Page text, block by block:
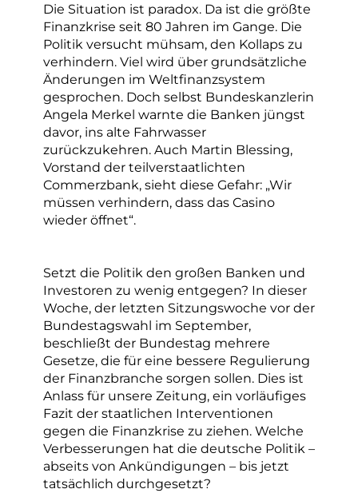
Die Situation ist paradox. Da ist die größte
Finanzkrise seit 80 Jahren im Gange. Die
Politik versucht mühsam, den Kollaps zu
verhindern. Viel wird über grundsätzliche
Änderungen im Weltfinanzsystem
gesprochen. Doch selbst Bundeskanzlerin
Angela Merkel warnte die Banken jüngst
davor, ins alte Fahrwasser
zurückzukehren. Auch Martin Blessing,
Vorstand der teilverstaatlichten
Commerzbank, sieht diese Gefahr: „Wir
müssen verhindern, dass das Casino
wieder öffnet“.
Setzt die Politik den großen Banken und
Investoren zu wenig entgegen? In dieser
Woche, der letzten Sitzungswoche vor der
Bundestagswahl im September,
beschließt der Bundestag mehrere
Gesetze, die für eine bessere Regulierung
der Finanzbranche sorgen sollen. Dies ist
Anlass für unsere Zeitung, ein vorläufiges
Fazit der staatlichen Interventionen
gegen die Finanzkrise zu ziehen. Welche
Verbesserungen hat die deutsche Politik –
abseits von Ankündigungen – bis jetzt
tatsächlich durchgesetzt?